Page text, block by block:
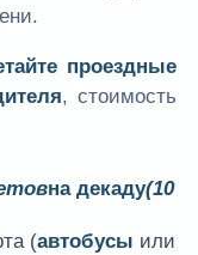
проездные
, стоимость
на декаду(10
(автобусы или